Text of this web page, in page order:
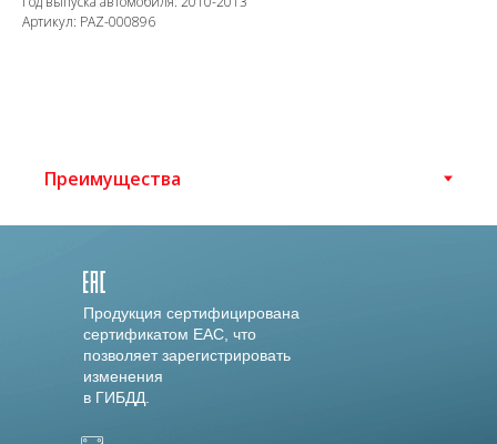
Артикул: PAZ-000896
Продукция сертифицирована
сертификатом EAC, что
позволяет зарегистрировать
изменения
в ГИБДД.